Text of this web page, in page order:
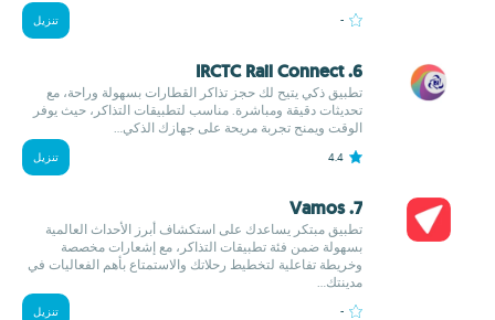
- تنزيل
6. IRCTC Rail Connect
تطبيق ذكي يتيح لك حجز تذاكر القطارات بسهولة وراحة، مع
تحديثات دقيقة ومباشرة. مناسب لتطبيقات التذاكر، حيث يوفر
الوقت ويمنح تجربة مريحة على جهازك الذكي...
4.4 تنزيل
7. Vamos
تطبيق مبتكر يساعدك على استكشاف أبرز الأحداث العالمية
بسهولة ضمن فئة تطبيقات التذاكر، مع إشعارات مخصصة
وخريطة تفاعلية لتخطيط رحلاتك والاستمتاع بأهم الفعاليات في
مدينتك...
- تنزيل